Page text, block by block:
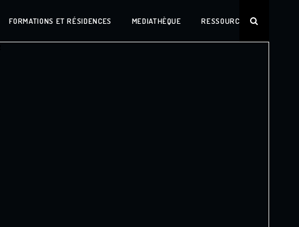
FORMATIONS ET RÉSIDENCES MEDIATHÈQUE RESSOURCES